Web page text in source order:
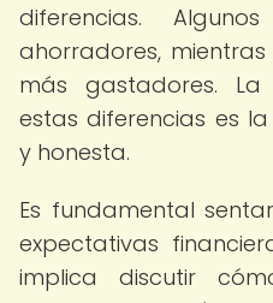
diferencias.
ahorradores,
más gastadores.
estas diferencias es
y honesta.
Es fundamental
expectativas
implica discutir